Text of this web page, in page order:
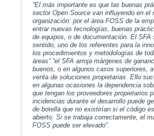
“El más importante es que las buenas
sector Open Source van influyendo en el
organización: por el área FOSS de la
entrar nuevas tecnologías, buenas
de equipos, o de documentación. El SFA
sentido, uno de los referentes para la
los procedimientos y metodologías de
áreas”.“el SFA arroja márgenes de
buenos, o en algunos casos superiores,
venta de soluciones propietarias. Ello
en algunas ocasiones la dependencia
que tengan los proveedores propietarios
incidencias durante el desarrollo puede
de botella que no existirían si el código
abierto. Si se trabaja correctamente, el
FOSS puede ser elevado”.